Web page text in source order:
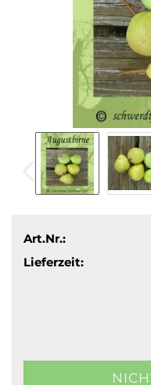
Art.Nr.:
Lieferzeit: